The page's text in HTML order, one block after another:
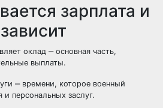
зарплата и
оклад ‒ основная часть,
выплаты.
‒ времени, которое военный
и персональных заслуг.